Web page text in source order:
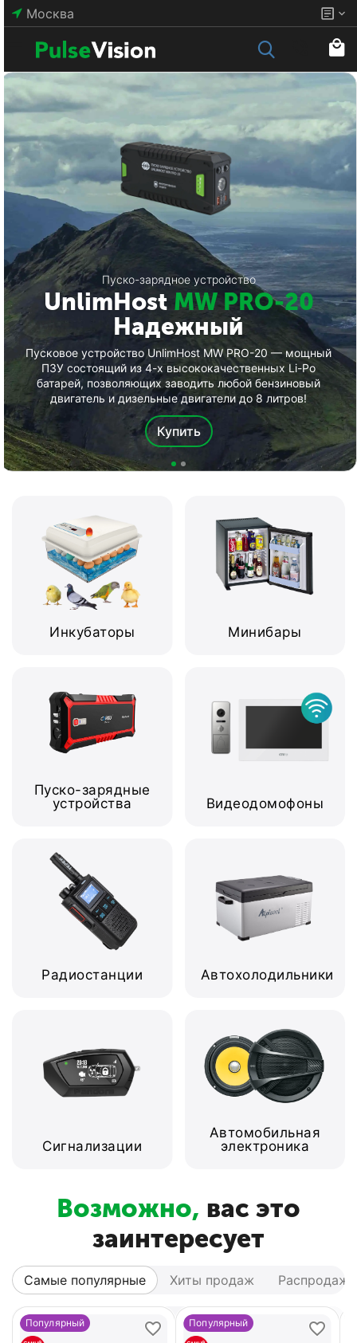
Москва
Пуско-зарядное устройство
UnlimHost MW PRO-20
Надежный
Пусковое устройство UnlimHost MW PRO-20 — мощный
ПЗУ состоящий из 4-х высококачественных Li-Po
батарей, позволяющих заводить любой бензиновый
двигатель и дизельные двигатели до 8 литров!
Купить
Инкубаторы Минибары
Пуско-зарядные
устройства
Видеодомофоны
Радиостанции Автохолодильники
Сигнализации
Автомобильная
электроника
Возможно, вас это
заинтересует
Самые популярные Хиты продаж Распродажа
Популярный Популярный